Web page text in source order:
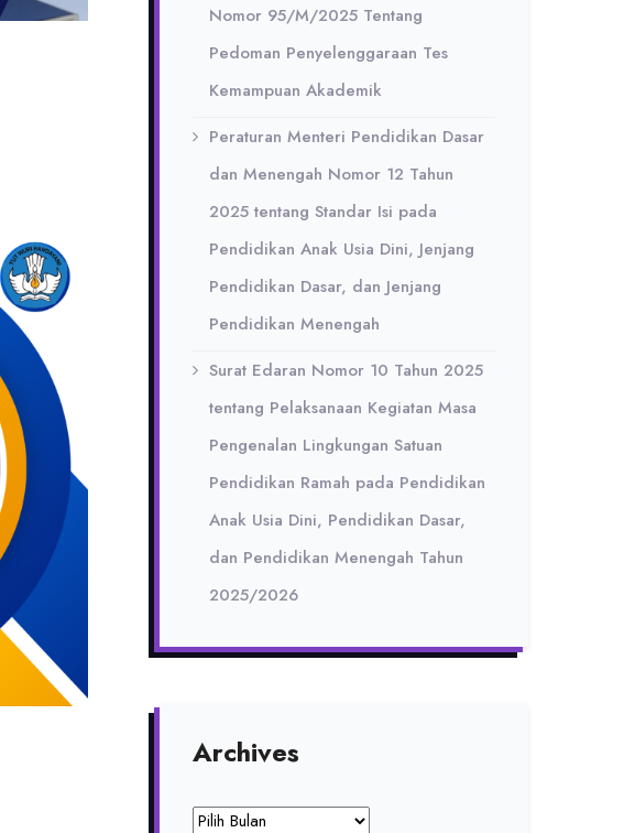
Nomor 95/M/2025 Tentang
Pedoman Penyelenggaraan Tes
Kemampuan Akademik
Peraturan Menteri Pendidikan Dasar
dan Menengah Nomor 12 Tahun
2025 tentang Standar Isi pada
Pendidikan Anak Usia Dini, Jenjang
Pendidikan Dasar, dan Jenjang
Pendidikan Menengah
Surat Edaran Nomor 10 Tahun 2025
tentang Pelaksanaan Kegiatan Masa
Pengenalan Lingkungan Satuan
Pendidikan Ramah pada Pendidikan
Anak Usia Dini, Pendidikan Dasar,
dan Pendidikan Menengah Tahun
2025/2026
Archives
Archives